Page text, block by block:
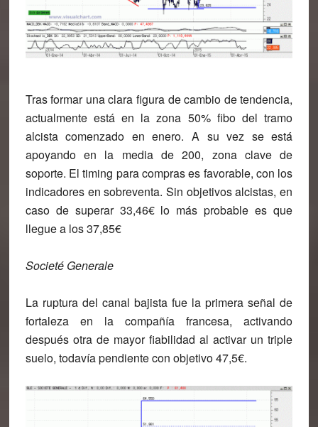
Tras formar una clara figura de cambio de tendencia,
actualmente está en la zona 50% fibo del tramo
alcista comenzado en enero. A su vez se está
apoyando en la media de 200, zona clave de
soporte. El timing para compras es favorable, con los
indicadores en sobreventa. Sin objetivos alcistas,en
caso de superar 33,46€ lo más probable es que
llegue a los 37,85€
Societé Generale
La ruptura del canal bajista fue la primera señal de
fortaleza en la compañía francesa, activando
después otra de mayor fiabilidad al activar untriple
suelo, todavía pendiente con objetivo 47,5€.